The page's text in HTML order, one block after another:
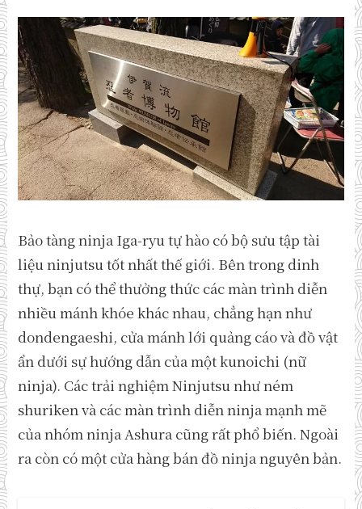
Bảo tàng ninja Iga-ryu tự hào có bộ sưu tập tài
liệu ninjutsu tốt nhất thế giới. Bên trong dinh
thự, bạn có thể thưởng thức các màn trình diễn
nhiều mánh khóe khác nhau, chẳng hạn như
dondengaeshi, cửa mánh lới quảng cáo và đồ vật
ẩn dưới sự hướng dẫn của một kunoichi (nữ
ninja). Các trải nghiệm Ninjutsu như ném
shuriken và các màn trình diễn ninja mạnh mẽ
của nhóm ninja Ashura cũng rất phổ biến. Ngoài
ra còn có một cửa hàng bán đồ ninja nguyên bản.